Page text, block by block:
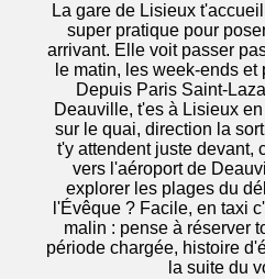
La gare de Lisieux
super pratique pour
arrivant. Elle voit passer
le matin, les week-ends
Depuis Paris Saint-
Deauville, t'es à Lisieux
sur le quai, direction la
t'y attendent juste devant,
vers l'aéroport de
explorer les plages du
l'Évêque ? Facile, en taxi
malin : pense à réserver
période chargée, histoire
la suite du